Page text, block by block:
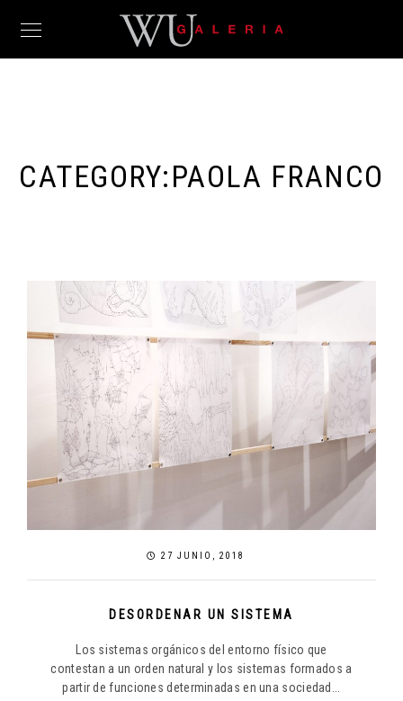
CATEGORY:PAOLA FRANCO
27 JUNIO, 2018
DESORDENAR UN SISTEMA
Los sistemas orgánicos del entorno físico que
contestan a un orden natural y los sistemas formados a
partir de funciones determinadas en una sociedad...